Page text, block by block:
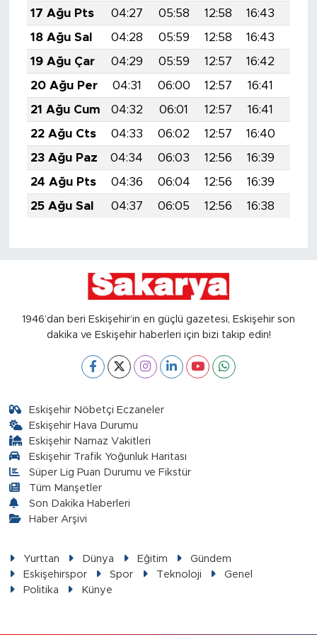
17 Ağu Pts
04:27 05:58 12:58 16:43
18 Ağu Sal
04:28 05:59 12:58 16:43
19 Ağu Çar
04:29 05:59 12:57 16:42
20 Ağu Per
04:31 06:00 12:57 16:41
21 Ağu Cum
04:32 06:01 12:57 16:41
22 Ağu Cts
04:33 06:02 12:57 16:40
23 Ağu Paz
04:34 06:03 12:56 16:39
24 Ağu Pts
04:36 06:04 12:56 16:39
25 Ağu Sal
04:37 06:05 12:56 16:38
1946’dan beri Eskişehir’in en güçlü gazetesi, Eskişehir son
dakika ve Eskişehir haberleri için bizi takip edin!
Eskişehir Nöbetçi Eczaneler
Eskişehir Hava Durumu
Eskişehir Namaz Vakitleri
Eskişehir Trafik Yoğunluk Haritası
Süper Lig Puan Durumu ve Fikstür
Tüm Manşetler
Son Dakika Haberleri
Haber Arşivi
Yurttan Dünya Eğitim
Gündem
Eskişehirspor
Spor Teknoloji
Genel
Politika
Künye